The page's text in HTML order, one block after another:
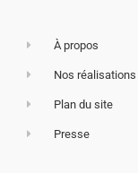
À propos
Nos réalisations
Plan du site
Presse